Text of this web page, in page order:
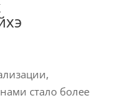
стало более